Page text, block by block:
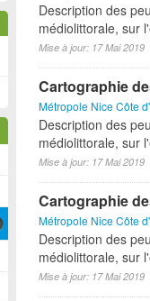
Description des
médiolittorale, sur
Mise à jour: 17 Mai 2019
Cartographie
Métropole Nice Côte
Description des
médiolittorale, sur
Mise à jour: 17 Mai 2019
Cartographie
Métropole Nice Côte
Description des
médiolittorale, sur
Mise à jour: 17 Mai 2019